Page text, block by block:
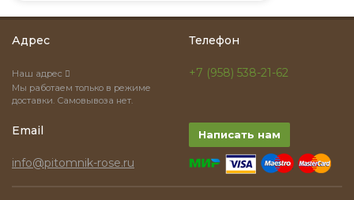
Адрес
Наш адрес
Мы работаем только в режиме
доставки. Самовывоза нет.
Телефон
+7 (958) 538-21-62
Email
info@pitomnik-rose.ru
Написать нам